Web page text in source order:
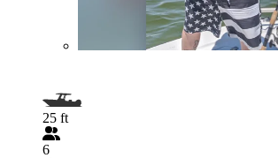
25 ft
6